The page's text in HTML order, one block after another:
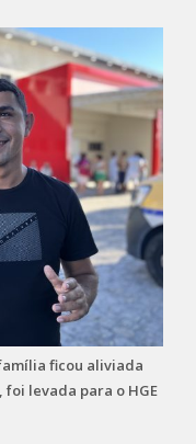
ficou aliviada
foi levada para o HGE